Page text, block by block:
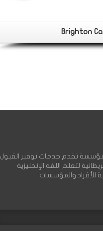
Brighton
تقدم خدمات توفير القبول
لتعلم اللغة الإنجليزية
للأفراد والمؤسسات .